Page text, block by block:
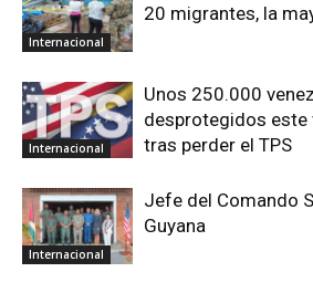
Internacional
20 migrantes, la
Internacional
Unos 250.000
desprotegidos este
tras perder el TPS
Internacional
Jefe del Comando
Guyana